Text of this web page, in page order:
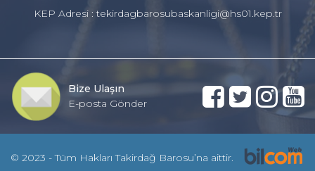
KEP Adresi : tekirdagbarosubaskanligi@hs01.kep.tr
Bize Ulaşın
E-posta Gönder
© 2023 - Tüm Hakları Takirdağ Barosu’na aittir.